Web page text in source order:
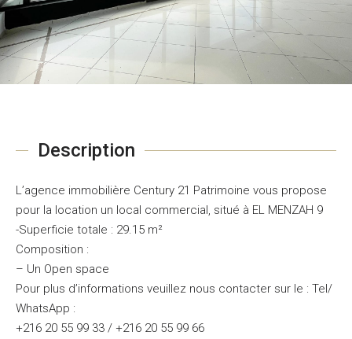
Description
L’agence immobilière Century 21 Patrimoine vous propose
pour la location un local commercial, situé à EL MENZAH 9
-Superficie totale : 29.15 m²
Composition :
– Un Open space
Pour plus d’informations veuillez nous contacter sur le : Tel/
WhatsApp :
+216 20 55 99 33 / +216 20 55 99 66